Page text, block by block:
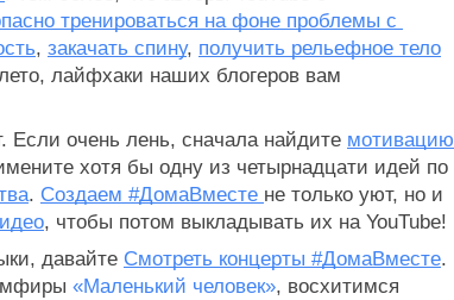
тренироваться на фоне проблемы с
, закачать спину, получить рельефное тело
лайфхаки наших блогеров вам
Если очень лень, сначала найдите мотивацию
. Создаем #ДомаВместе
, чтобы потом выкладывать их на YouTube!
давайте Смотреть концерты #ДомаВместе.
«Маленький человек», восхитимся